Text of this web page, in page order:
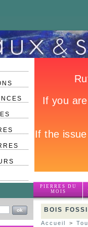
PIERRES DU
MOIS
BOIS
Accueil >